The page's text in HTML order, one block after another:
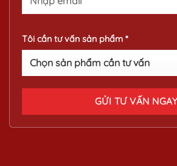
Tôi cần tư vấn sản phẩm *